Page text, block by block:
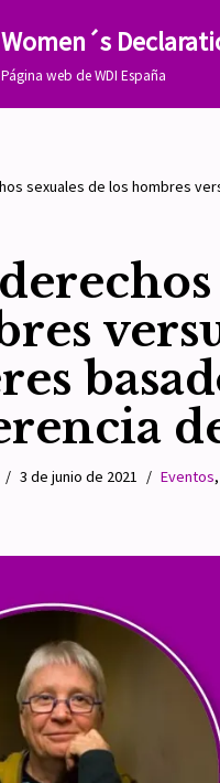
Women´s
Página web de WDI España
sexuales de los hombres
3 de junio de 2021 Eventos,